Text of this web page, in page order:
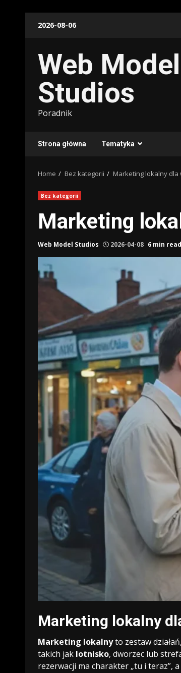
2026-08-06
Web Model
Studios
Poradnik
Strona główna Tematyka
Home Bez kategorii Marketing lokalny
Bez kategorii
Marketing
Web Model Studios 2026-04-08 6 min read
Marketing lokalny
Marketing lokalnyto zestaw
takich jak lotnisko, dworzec lub
rezerwacji ma charakter „tu i teraz”,